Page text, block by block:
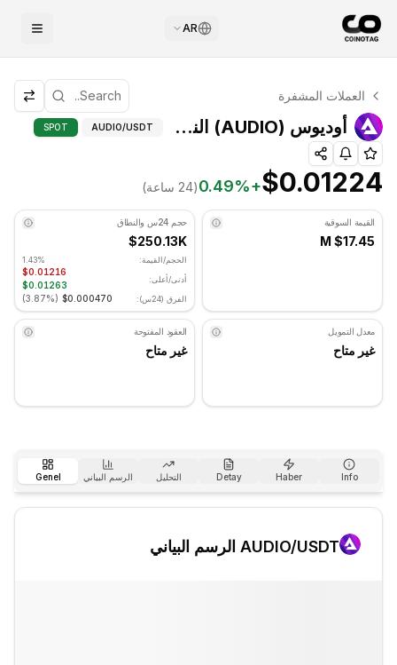
AR
التحليل الفني لـ أوديوس
أوديوس يتم تداوله حاليًا عند $0.01224. مؤشر RSI عند 35.85 في المنطقة المحايدة. الاتجاه اليومي هبوطي. مستوى الدعم الرئيسي: $0.012023, مستوى المقاومة: $0.012523.
العملات المشفرة
أوديوس (AUDIO) النقاط المحورية أوديوس (AUDIO) النقاط المحورية - COINOTAGAUDIO/USDT
SPOT
$0.01224
+
0.49% (24 ساعة)
القيمة السوقية
$17.45 M
حجم 24س والنطاق
$250.13K
الحجم/القيمة:
1.43%
أدنى/أعلى:
$0.01216
$0.01263
الفرق (24س): $0.000470
(
3.87%
)
معدل التمويل
غير متاح
العقود المفتوحة
غير متاح
Genel الرسم البياني التحليل Detay Haber Info
AUDIO/USDT الرسم البياني